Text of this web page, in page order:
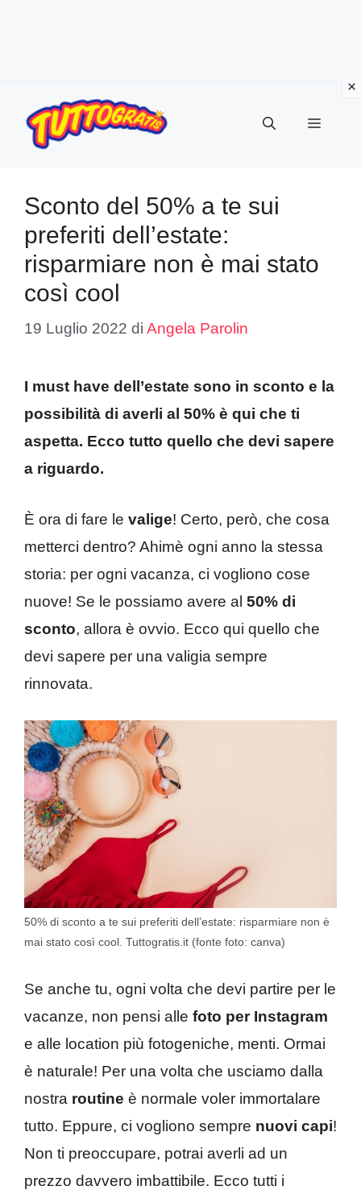
contenuto
Menu
Sconto del 50% a te sui
preferiti dell’estate:
risparmiare non è mai stato
così cool
19 Luglio 2022 di Angela Parolin
I must have dell’estate sono in sconto e la
possibilità di averli al 50% è qui che ti
aspetta. Ecco tutto quello che devi sapere
a riguardo.
È ora di fare le valige! Certo, però, che cosa
metterci dentro? Ahimè ogni anno la stessa
storia: per ogni vacanza, ci vogliono cose
nuove! Se le possiamo avere al 50% di
sconto, allora è ovvio. Ecco qui quello che
devi sapere per una valigia sempre
rinnovata.
50% di sconto a te sui preferiti dell’estate: risparmiare non è
mai stato così cool. Tuttogratis.it (fonte foto: canva)
Se anche tu, ogni volta che devi partire per le
vacanze, non pensi alle foto per Instagram
e alle location più fotogeniche, menti. Ormai
è naturale! Per una volta che usciamo dalla
nostra routine è normale voler immortalare
tutto. Eppure, ci vogliono sempre nuovi capi!
Non ti preoccupare, potrai averli ad un
prezzo davvero imbattibile. Ecco tutti i